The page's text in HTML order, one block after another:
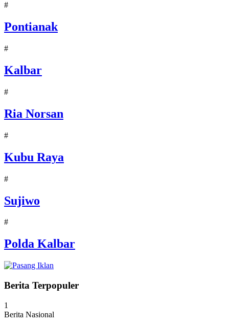
#
Pontianak
#
Kalbar
#
Ria Norsan
#
Kubu Raya
#
Sujiwo
#
Polda Kalbar
Berita Terpopuler
1
Berita Nasional